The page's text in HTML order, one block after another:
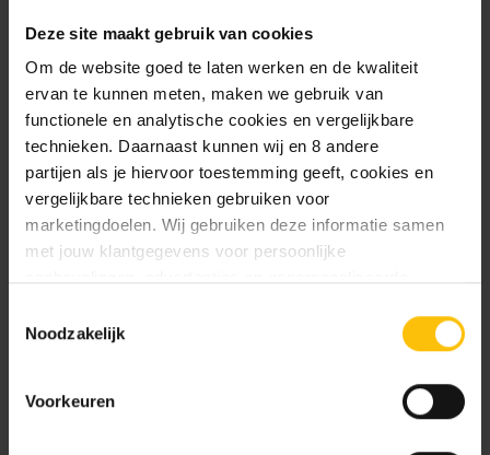
Deze site maakt gebruik van cookies
Om de website goed te laten werken en de kwaliteit
ervan te kunnen meten, maken we gebruik van
functionele en analytische cookies en vergelijkbare
technieken. Daarnaast kunnen wij en 8 andere
partijen als je hiervoor toestemming geeft, cookies en
vergelijkbare technieken gebruiken voor
marketingdoelen. Wij gebruiken deze informatie samen
met jouw klantgegevens voor persoonlijke
ervaringen: je eigen DTDD (gepersonaliseerde
aanbevelingen, functionaliteiten en communicatie binnen
dtdd.nl (relevante advertenties op websites en apps van
Noodzakelijk
Voorkeuren
We mailen je graag zodra het product terug op
voorraad is.
Mail me zodra product op voorraad is.